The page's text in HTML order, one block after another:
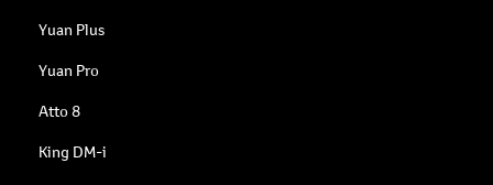
Yuan Plus
Yuan Pro
Atto 8
King DM-i